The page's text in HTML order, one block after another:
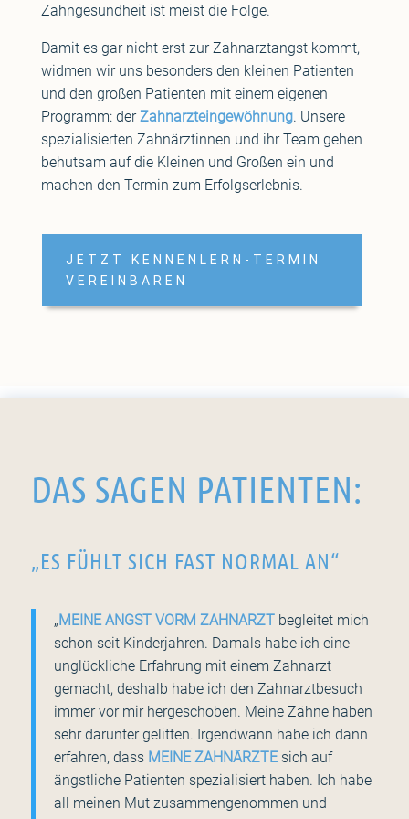
Zahngesundheit ist meist die Folge.
Damit es gar nicht erst zur Zahnarztangst kommt,
widmen wir uns besonders den kleinen Patienten
und den großen Patienten mit einem eigenen
Programm: derZahnarzteingewöhnung. Unsere
spezialisierten Zahnärztinnen und ihr Team gehen
behutsam auf die Kleinen und Großen ein und
machen den Termin zum Erfolgserlebnis.
JETZT KENNENLERN-TERMIN
VEREINBAREN
DAS SAGEN PATIENTEN:
„ES FÜHLT SICH FAST NORMAL AN“
„ MEINE ANGST VORM ZAHNARZT begleitet mich
schon seit Kinderjahren. Damals habe ich eine
unglückliche Erfahrung mit einem Zahnarzt
gemacht, deshalb habe ich den Zahnarztbesuch
immer vor mir hergeschoben. Meine Zähne haben
sehr darunter gelitten. Irgendwann habe ich dann
erfahren, dass MEINE ZAHNÄRZTEsich auf
ängstliche Patienten spezialisiert haben. Ich habe
all meinen Mut zusammengenommen und